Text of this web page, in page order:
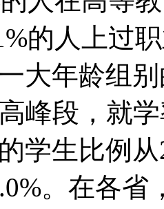
的人上过
大年龄组
峰段，就
学生比例
。在各省